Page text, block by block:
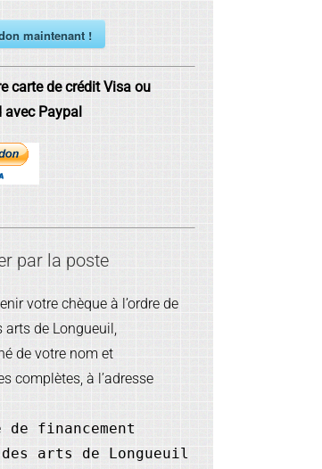
maintenant !
carte de crédit Visa ou
avec Paypal
par la poste
votre chèque à l’ordre de
arts de Longueuil,
de votre nom et
complètes, à l’adresse
de financement
arts de Longueuil